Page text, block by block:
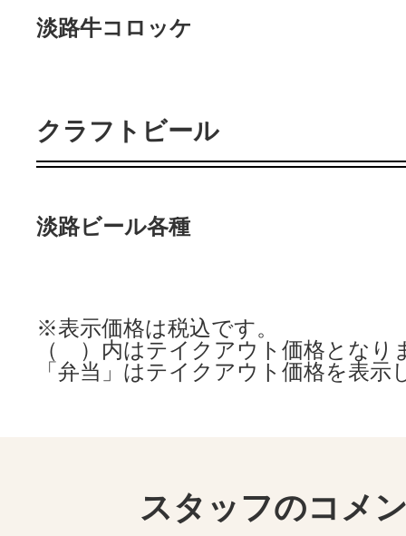
淡路牛コロッケ
クラフトビール
淡路ビール各種
※表示価格は税込です。
（ ）内はテイクアウト価格となり
「弁当」はテイクアウト価格を表示
スタッフのコメ